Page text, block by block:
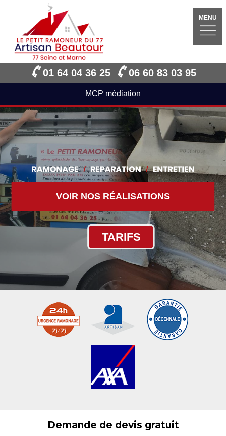
MENU
01 64 04 36 25 06 60 83 03 95
MCP médiation
VOIR NOS RÉALISATIONS
TARIFS
Demande de devis gratuit